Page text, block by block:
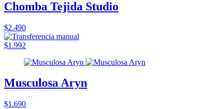
Chomba Tejida Studio
$2.490
$1.992
Musculosa Aryn
$1.690